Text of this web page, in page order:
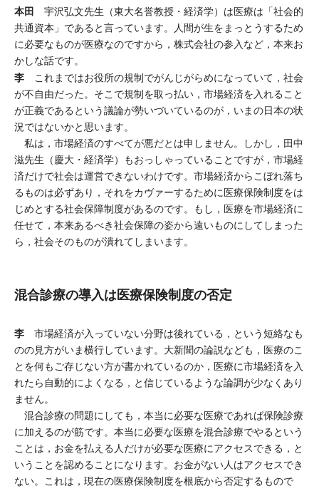
本田 宇沢弘文先生（東大名誉教授・経済学）は医療は「社会的
共通資本」であると言っています。人間が生をまっとうするため
に必要なものが医療なのですから，株式会社の参入など，本来お
かしな話です。
李 これまではお役所の規制でがんじがらめになっていて，社会
が不自由だった。そこで規制を取っ払い，市場経済を入れること
が正義であるという議論が勢いづいているのが，いまの日本の状
況ではないかと思います。
私は，市場経済のすべてが悪だとは申しません。しかし，田中
滋先生（慶大・経済学）もおっしゃっていることですが，市場経
済だけで社会は運営できないわけです。市場経済からこぼれ落ち
るものは必ずあり，それをカヴァーするために医療保険制度をは
じめとする社会保障制度があるのです。もし，医療を市場経済に
任せて，本来あるべき社会保障の姿から遠いものにしてしまった
ら，社会そのものが潰れてしまいます。
混合診療の導入は医療保険制度の否定
李 市場経済が入っていない分野は後れている，という短絡なも
のの見方がいま横行しています。大新聞の論説なども，医療のこ
とを何もご存じない方が書かれているのか，医療に市場経済を入
れたら自動的によくなる，と信じているような論調が少なくあり
ません。
混合診療の問題にしても，本当に必要な医療であれば保険診療
に加えるのが筋です。本当に必要な医療を混合診療でやるという
ことは，お金を払える人だけが必要な医療にアクセスできる，と
いうことを認めることになります。お金がない人はアクセスでき
ない。これは，現在の医療保険制度を根底から否定するもので